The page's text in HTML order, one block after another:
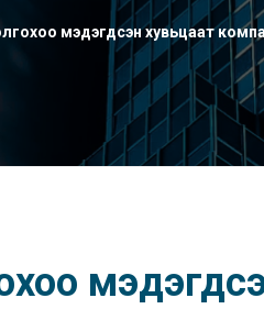
мэдэгдсэн хувьцаат